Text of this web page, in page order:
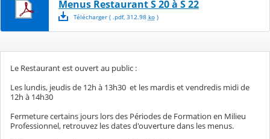
Menus Restaurant S 20 à S 22
Télécharger( .pdf, 312.98 ko)
Le Restaurant est ouvert au public :
Les lundis, jeudis de 12h à 13h30 et les mardis et vendredis midi de
12h à 14h30
Fermeture certains jours lors des Périodes de Formation en Milieu
Professionnel, retrouvez les dates d'ouverture dans les menus.